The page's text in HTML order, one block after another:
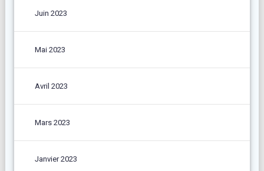
Juin 2023
Mai 2023
Avril 2023
Mars 2023
Janvier 2023